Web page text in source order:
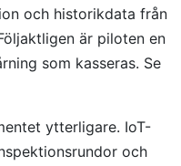
och historikdata från
är piloten en
som kasseras. Se
ytterligare. IoT-
och